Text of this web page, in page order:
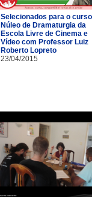
Selecionados para o
Núleo de Dramaturgia da
Escola Livre de Cinema e
Vídeo com Professor Luiz
Roberto Lopreto
23/04/2015